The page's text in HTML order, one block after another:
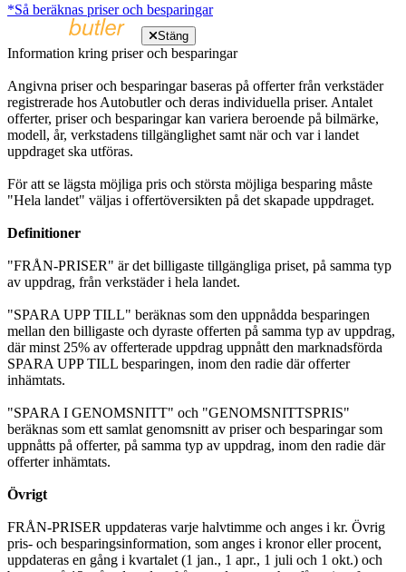
*Så beräknas priser och besparingar
Stäng
Information kring priser och besparingar
Angivna priser och besparingar baseras på offerter från verkstäder
registrerade hos Autobutler och deras individuella priser. Antalet
offerter, priser och besparingar kan variera beroende på bilmärke,
modell, år, verkstadens tillgänglighet samt när och var i landet
uppdraget ska utföras.
För att se lägsta möjliga pris och största möjliga besparing måste
"Hela landet" väljas i offertöversikten på det skapade uppdraget.
Definitioner
"FRÅN-PRISER" är det billigaste tillgängliga priset, på samma typ
av uppdrag, från verkstäder i hela landet.
"SPARA UPP TILL" beräknas som den uppnådda besparingen
mellan den billigaste och dyraste offerten på samma typ av uppdrag,
där minst 25% av offerterade uppdrag uppnått den marknadsförda
SPARA UPP TILL besparingen, inom den radie där offerter
inhämtats.
"SPARA I GENOMSNITT" och "GENOMSNITTSPRIS"
beräknas som ett samlat genomsnitt av priser och besparingar som
uppnåtts på offerter, på samma typ av uppdrag, inom den radie där
offerter inhämtats.
Övrigt
FRÅN-PRISER uppdateras varje halvtimme och anges i kr. Övrig
pris- och besparingsinformation, som anges i kronor eller procent,
uppdateras en gång i kvartalet (1 jan., 1 apr., 1 juli och 1 okt.) och